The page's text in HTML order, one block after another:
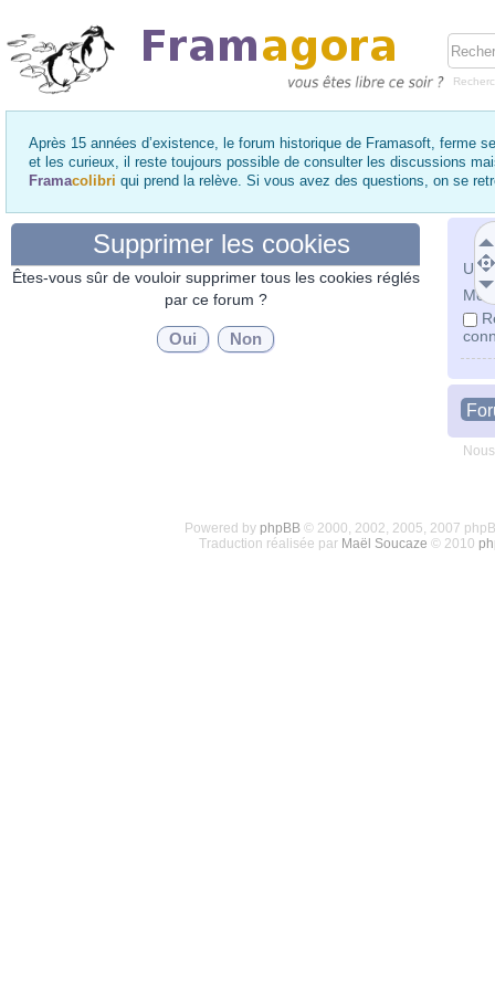
Après 15 années d’existence, le forum historique de Framasoft, ferme
et les curieux, il reste toujours possible de consulter les discussions
Framacolibri qui prend la relève. Si vous avez des questions, on se
Mot
Supprimer les cookies
Êtes-vous sûr de vouloir supprimer tous les cookies réglés
par ce forum ?
Powered by phpBB© 2000, 2002, 2005, 2007
Traduction réalisée par Maël Soucaze © 2010